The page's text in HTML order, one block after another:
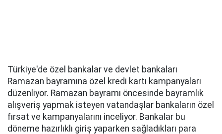
Türkiye'de özel bankalar ve devlet bankaları
Ramazan bayramına özel kredi kartı kampanyaları
düzenliyor. Ramazan bayramı öncesinde bayramlık
alışveriş yapmak isteyen vatandaşlar bankaların özel
fırsat ve kampanyalarını inceliyor. Bankalar bu
döneme hazırlıklı giriş yaparken sağladıkları para